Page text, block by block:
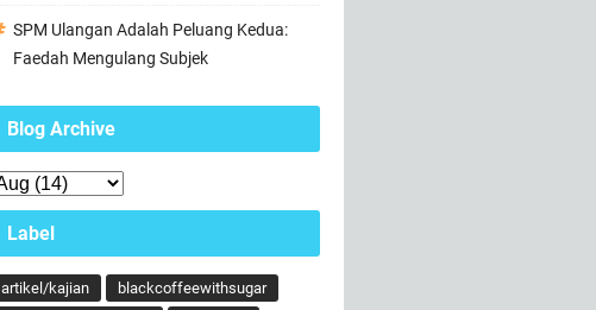
SPM Ulangan Adalah Peluang Kedua:
Faedah Mengulang Subjek
Blog Archive
Label
artikel/kajian
blackcoffeewithsugar